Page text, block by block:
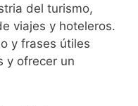
del turismo,
viajes y hoteleros.
y frases útiles
y ofrecer un